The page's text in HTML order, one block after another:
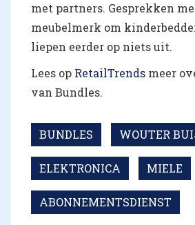
met partners. Gesprekken
meubelmerk om
liepen eerder op niets uit.
Lees op RetailTrends meer
van Bundles.
BUNDLES WOUTER
ELEKTRONICA MIELE
ABONNEMENTSDIENST